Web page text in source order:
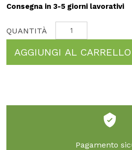
Consegna in 3-5 giorni lavorativi
AGGIUNGI AL CARRELLO
Pagamento